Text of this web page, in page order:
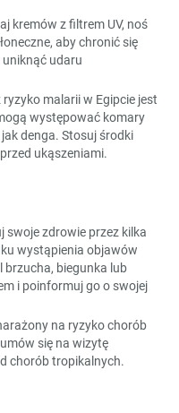
kremów z filtrem UV, noś
aby chronić się
uniknąć udaru
malarii w Egipcie jest
występować komary
denga. Stosuj środki
ukąszeniami.
swoje zdrowie przez kilka
wystąpienia objawów
brzucha, biegunka lub
i poinformuj go o swojej
na ryzyko chorób
się na wizytę
chorób tropikalnych.